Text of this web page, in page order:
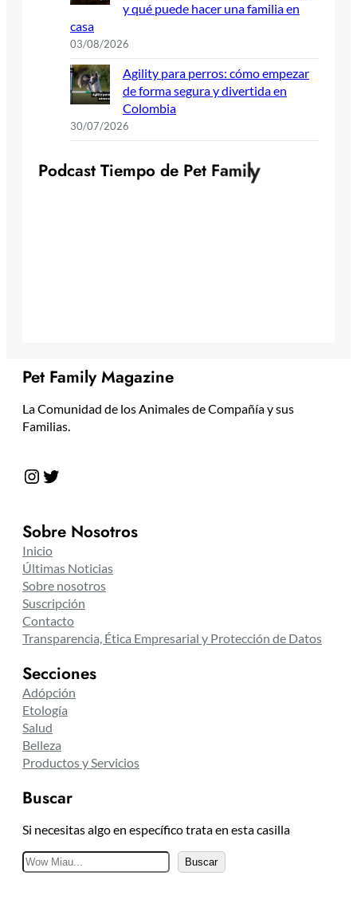
y qué puede hacer una familia en
casa
03/08/2026
Agility para perros: cómo empezar
de forma segura y divertida en
Colombia
30/07/2026
Podcast Tiempo de Pet Family
Pet Family Magazine
La Comunidad de los Animales de Compañía y sus
Familias.
Instagram Twitter
Sobre Nosotros
Inicio
Últimas Noticias
Sobre nosotros
Suscripción
Contacto
Transparencia, Ética Empresarial y Protección de Datos
Secciones
Adópción
Etología
Salud
Belleza
Productos y Servicios
Buscar
Si necesitas algo en específico trata en esta casilla
B
u
Buscar